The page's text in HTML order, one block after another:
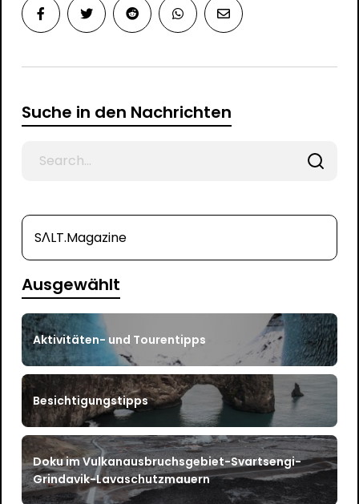
Suche in den Nachrichten
SΛLT.Magazine
Ausgewählt
Aktivitäten- und Tourentipps
Besichtigungstipps
Doku im Vulkanausbruchsgebiet-Svartsengi-
Grindavik-Lavaschutzmauern